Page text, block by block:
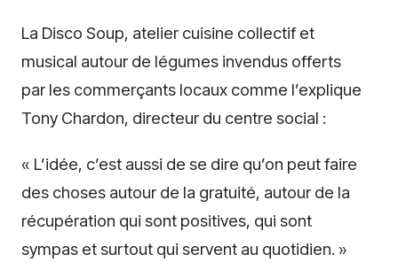
La Disco Soup, atelier cuisine collectif et
musical autour de légumes invendus offerts
par les commerçants locaux comme l’explique
Tony Chardon, directeur du centre social :
« L’idée, c’est aussi de se dire qu’on peut faire
des choses autour de la gratuité, autour de la
récupération qui sont positives, qui sont
sympas et surtout qui servent au quotidien. »